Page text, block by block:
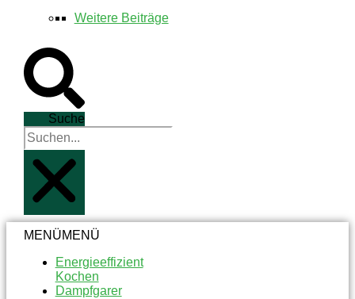
Weitere Beiträge
Suche
MENÜMENÜ
Energieeffizient
Kochen
Dampfgarer